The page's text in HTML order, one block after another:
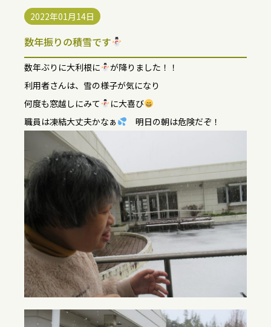
2022年01月14日
数年振りの積雪です
数年ぶりに大利根に
が降りました！！
利用者さんは、雪の様子が気になり
何度も窓越しにみて
に大喜び
職員は凍結大丈夫かなぁ
明日の朝は危険だぞ！